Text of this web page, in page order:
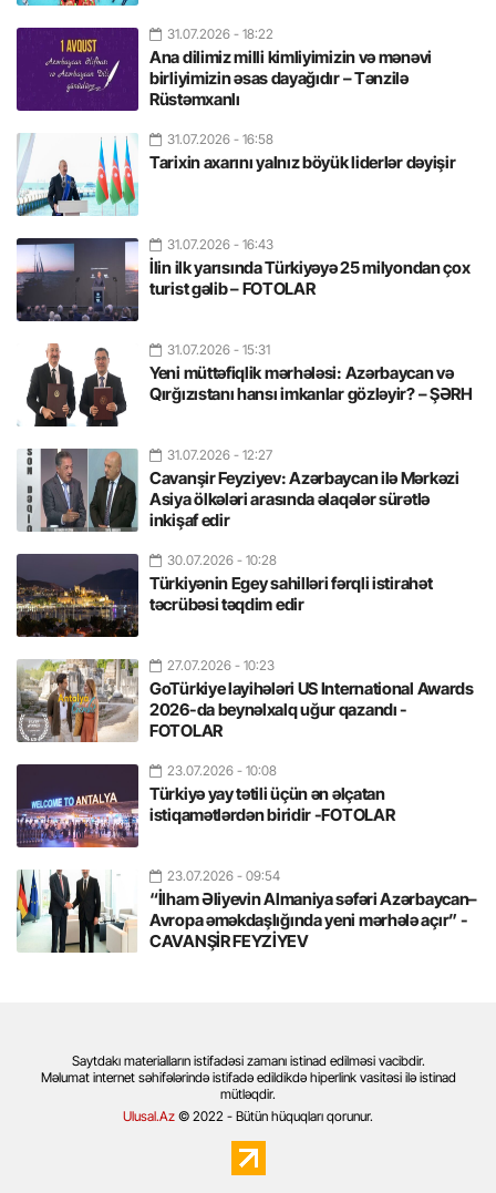
31.07.2026 - 18:22
Ana dilimiz milli kimliyimizin və mənəvi
birliyimizin əsas dayağıdır – Tənzilə
Rüstəmxanlı
31.07.2026 - 16:58
Tarixin axarını yalnız böyük liderlər dəyişir
31.07.2026 - 16:43
İlin ilk yarısında Türkiyəyə 25 milyondan çox
turist gəlib – FOTOLAR
31.07.2026 - 15:31
Yeni müttəfiqlik mərhələsi: Azərbaycan və
Qırğızıstanı hansı imkanlar gözləyir? – ŞƏRH
31.07.2026 - 12:27
Cavanşir Feyziyev: Azərbaycan ilə Mərkəzi
Asiya ölkələri arasında əlaqələr sürətlə
inkişaf edir
30.07.2026 - 10:28
Türkiyənin Egey sahilləri fərqli istirahət
təcrübəsi təqdim edir
27.07.2026 - 10:23
GoTürkiye layihələri US International Awards
2026-da beynəlxalq uğur qazandı -
FOTOLAR
23.07.2026 - 10:08
Türkiyə yay tətili üçün ən əlçatan
istiqamətlərdən biridir -FOTOLAR
23.07.2026 - 09:54
“İlham Əliyevin Almaniya səfəri Azərbaycan–
Avropa əməkdaşlığında yeni mərhələ açır” -
CAVANŞİR FEYZİYEV
Saytdakı materialların istifadəsi zamanı istinad edilməsi vacibdir.
Məlumat internet səhifələrində istifadə edildikdə hiperlink vasitəsi ilə istinad
mütləqdir.
Ulusal.Az © 2022 - Bütün hüquqları qorunur.